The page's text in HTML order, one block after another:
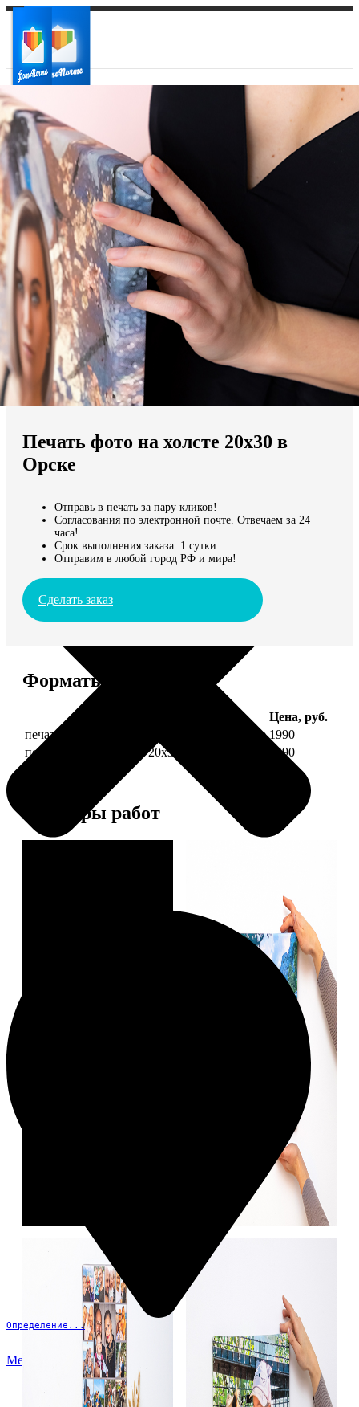
Ваш город:
Ваш регион доставки
Выберите из списка:
Мы доставляем по всему миру
Продолжить без города
Определение...
Меню
Печать фото на холсте 20х30 в
Орске
Отправь в печать за пару кликов!
Согласования по электронной почте. Отвечаем за 24
часа!
Срок выполнения заказа: 1 сутки
Отправим в любой город РФ и мира!
Сделать заказ
Форматы и цены
Цена, руб.
печать фото на холсте 20х30 на подрамнике 1990
печать фото на холсте 20х30 в раме
4490
Примеры работ